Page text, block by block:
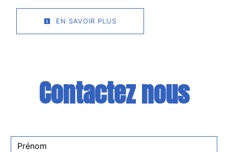
EN SAVOIR PLUS
Contactez nous